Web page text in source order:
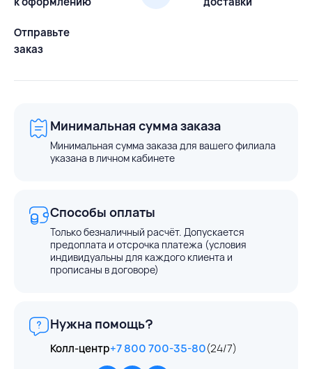
Отправьте
заказ
Минимальная сумма заказа
Минимальная сумма заказа для вашего филиала
указана в личном кабинете
Способы оплаты
Только безналичный расчёт. Допускается
предоплата и отсрочка платежа (условия
индивидуальны для каждого клиента и
прописаны в договоре)
Нужна помощь?
Колл-центр+7 800 700-35-80(24/7)